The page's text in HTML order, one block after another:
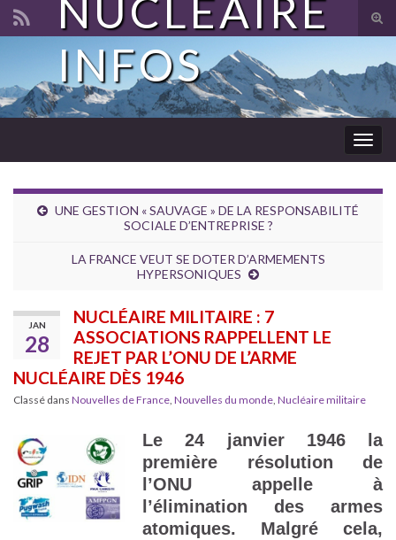
Search for:
NUCLÉAIRE
INFOS
UNE GESTION « SAUVAGE » DE LA RESPONSABILITÉ
SOCIALE D’ENTREPRISE ?
LA FRANCE VEUT SE DOTER D’ARMEMENTS
HYPERSONIQUES
JAN
28
NUCLÉAIRE MILITAIRE : 7
ASSOCIATIONS RAPPELLENT LE
REJET PAR L’ONU DE L’ARME
NUCLÉAIRE DÈS 1946
Classé dans Nouvelles de France, Nouvelles du monde, Nucléaire militaire
Le 24 janvier 1946 la
première résolution de
l’ONU appelle à
l’élimination des armes
atomiques. Malgré cela,